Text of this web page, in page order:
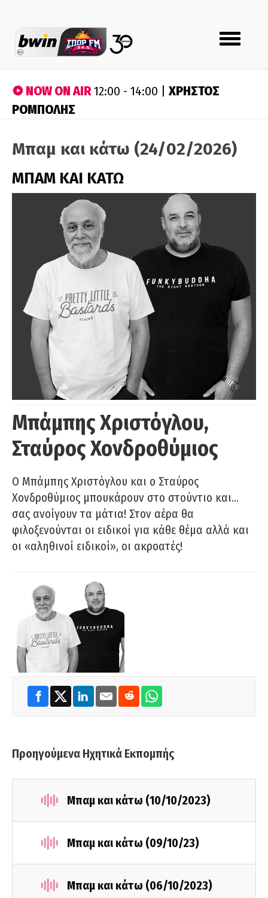
Toggle
navigation
NOW ON AIR12:00 - 14:00 | ΧΡΗΣΤΟΣ
ΡΟΜΠΟΛΗΣ
Μπαμ και κάτω (24/02/2026)
ΜΠΑΜ ΚΑΙ ΚΑΤΩ
Μπάμπης Χριστόγλου,
Σταύρος Χονδροθύμιος
O Μπάμπης Χριστόγλου και ο Σταύρος
Χονδροθύμιος μπουκάρουν στο στούντιο και…
σας ανοίγουν τα μάτια! Στον αέρα θα
φιλοξενούνται οι ειδικοί για κάθε θέμα αλλά και
οι «αληθινοί ειδικοί», οι ακροατές!
Προηγούμενα Ηχητικά Εκπομπής
Μπαμ και κάτω (10/10/2023)
Μπαμ και κάτω (09/10/23)
Μπαμ και κάτω (06/10/2023)